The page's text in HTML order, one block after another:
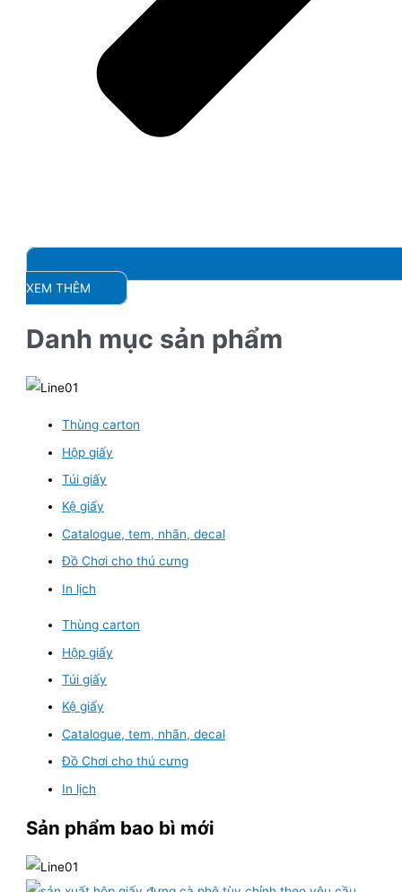
XEM THÊM
Danh mục sản phẩm
Thùng carton
Hộp giấy
Túi giấy
Kệ giấy
Catalogue, tem, nhãn, decal
Đồ Chơi cho thú cưng
In lịch
Thùng carton
Hộp giấy
Túi giấy
Kệ giấy
Catalogue, tem, nhãn, decal
Đồ Chơi cho thú cưng
In lịch
Sản phẩm bao bì mới